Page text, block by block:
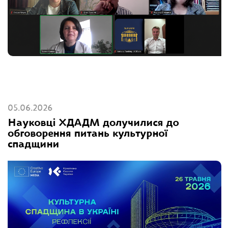
05.06.2026
Науковці ХДАДМ долучилися до
обговорення питань культурної
спадщини